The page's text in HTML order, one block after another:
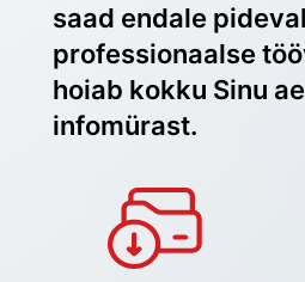
saad endale
professionaalse
hoiab kokku Sinu
infomürast.